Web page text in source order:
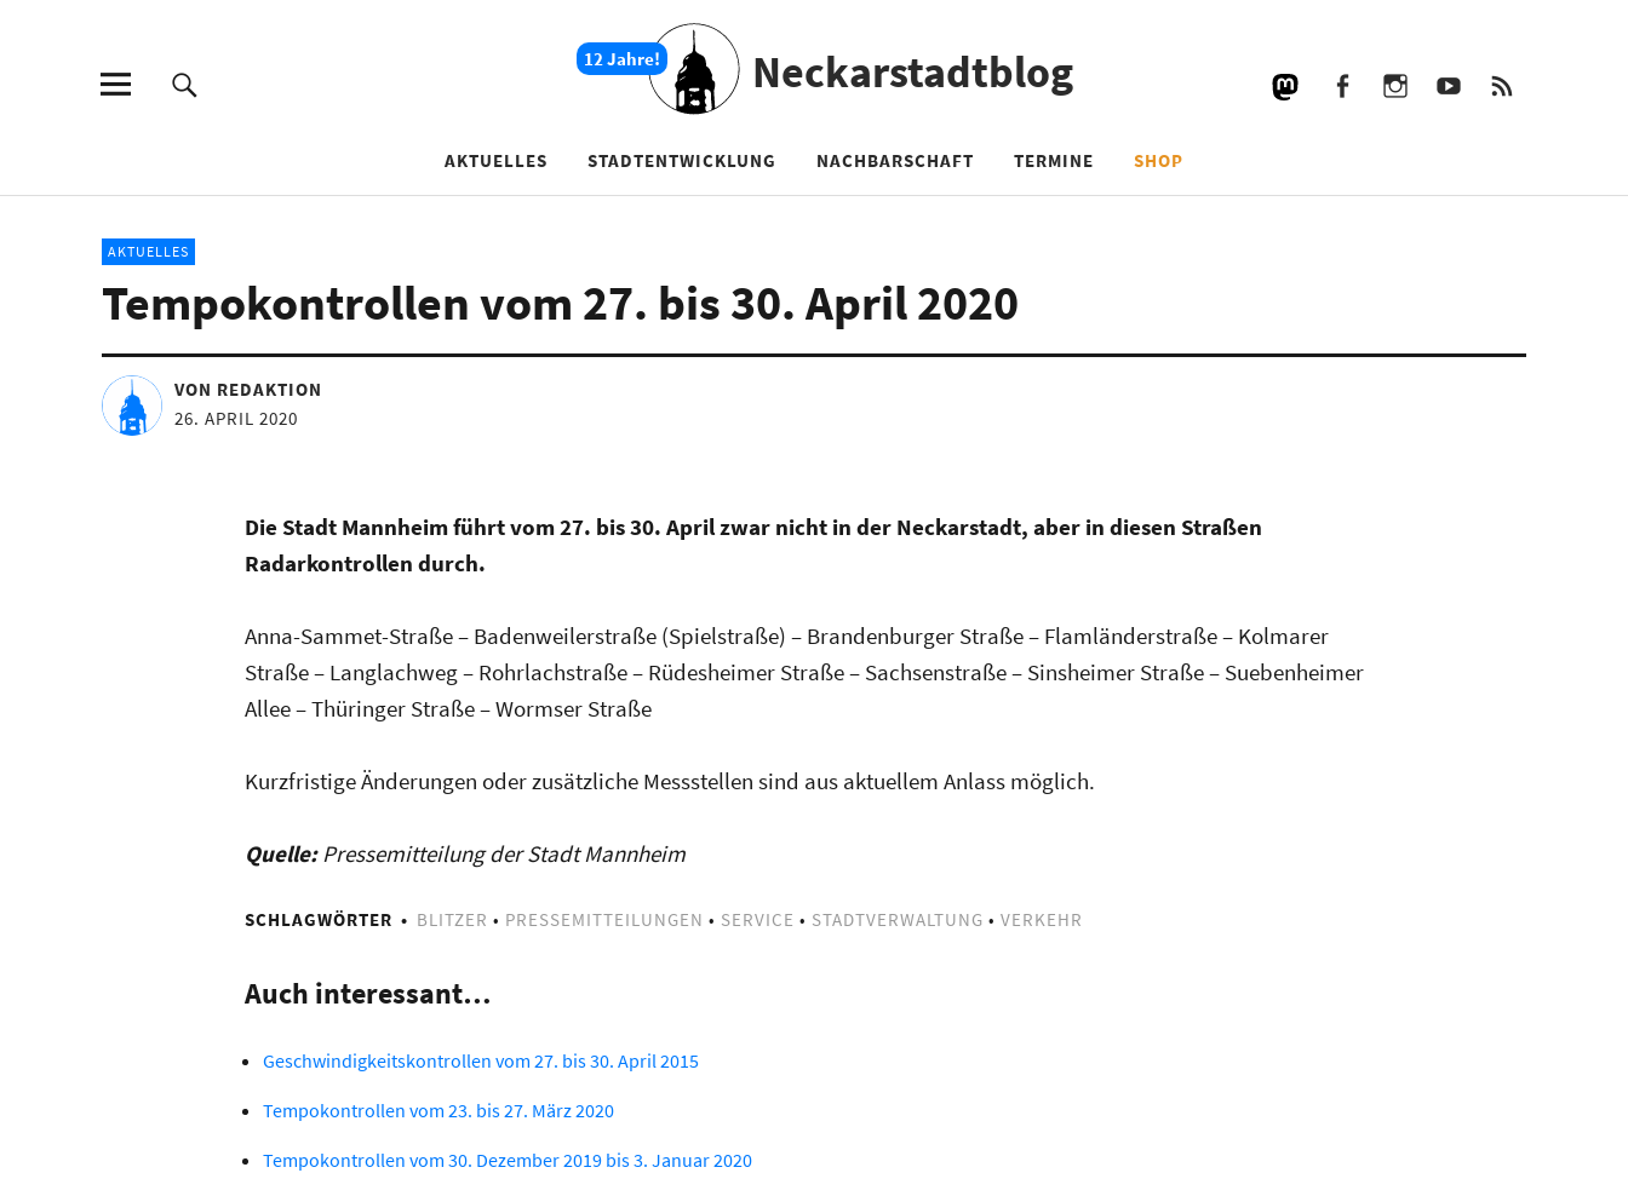
Neckarstadtblog
AKTUELLES STADTENTWICKLUNG NACHBARSCHAFT TERMINE SHOP
AKTUELLES
Tempokontrollen vom 27. bis 30. April 2020
VON REDAKTION
26. APRIL 2020
Die Stadt Mannheim führt vom 27. bis 30. April zwar nicht in der Neckarstadt, aber in diesen Straßen
Radarkontrollen durch.
Anna-Sammet-Straße – Badenweilerstraße (Spielstraße) – Brandenburger Straße – Flamländerstraße – Kolmarer
Straße – Langlachweg – Rohrlachstraße – Rüdesheimer Straße – Sachsenstraße – Sinsheimer Straße – Suebenheimer
Allee – Thüringer Straße – Wormser Straße
Kurzfristige Änderungen oder zusätzliche Messstellen sind aus aktuellem Anlass möglich.
Quelle:Pressemitteilung der Stadt Mannheim
SCHLAGWÖRTER BLITZER • PRESSEMITTEILUNGEN • SERVICE • STADTVERWALTUNG • VERKEHR
Auch interessant…
Geschwindigkeitskontrollen vom 27. bis 30. April 2015
Tempokontrollen vom 23. bis 27. März 2020
Tempokontrollen vom 30. Dezember 2019 bis 3. Januar 2020